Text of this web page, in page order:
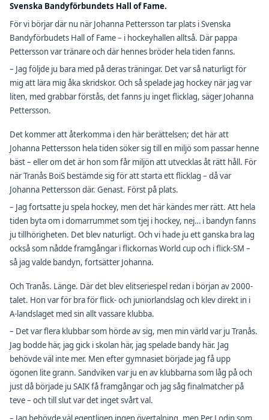
Svenska Bandyförbundets Hall of Fame.
För vi börjar där nu när Johanna Pettersson tar plats i Svenska
Bandyförbudets Hall of Fame – i hockeyhallen alltså. Där pappa
Pettersson var tränare och där hennes bröder hela tiden fanns.
– Jag följde ju bara med på deras träningar. Det var så naturligt för
mig att lära mig åka skridskor. Och så spelade jag hockey när jag var
liten, med grabbar förstås, det fanns ju inget flicklag, säger Johanna
Pettersson.
Det kommer att återkomma i den här berättelsen; det här att
Johanna Pettersson hela tiden söker sig till en miljö som passar henne
bäst – eller om det är hon som får miljön att utvecklas åt rätt håll. För
när Tranås BoiS bestämde sig för att starta ett flicklag – då var
Johanna Pettersson där. Genast. Först på plats.
– Jag fortsatte ju spela hockey, men det här kändes mer rätt. Att hela
tiden byta om i domarrummet som tjej i hockey, nej… i bandyn fanns
ju tillhörigheten. Det blev naturligt. Och vi hade ju ett ganska bra lag
också som nådde framgångar i flickornas World cup och i flick-SM –
så jag valde bandyn, fortsätter Johanna.
Och Tranås. Länge. Där det blev elitseriespel redan i början av 2000-
talet. Hon var för bra för flick- och juniorlandslag och klev direkt in i
A-landslaget med sin allt vassare klubba.
– Det var flera klubbar som hörde av sig, men min värld var ju Tranås.
Jag bodde här, jag gick i skolan här, jag spelade bandy här. Jag
behövde väl inte mer. Men efter gymnasiet började jag få upp
ögonen lite grann. Sandviken var ju en av klubbarna som låg på och
just då började ju SAIK få framgångar och jag såg finalmatcher på
teve – och till slut var det inget svårt val.